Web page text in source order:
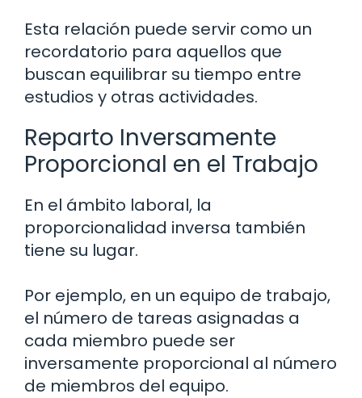
Esta relación puede servir como un
recordatorio para aquellos que
buscan equilibrar su tiempo entre
estudios y otras actividades.
Reparto Inversamente
Proporcional en el Trabajo
En el ámbito laboral, la
proporcionalidad inversa también
tiene su lugar.
Por ejemplo, en un equipo de trabajo,
el número de tareas asignadas a
cada miembro puede ser
inversamente proporcional al número
de miembros del equipo.